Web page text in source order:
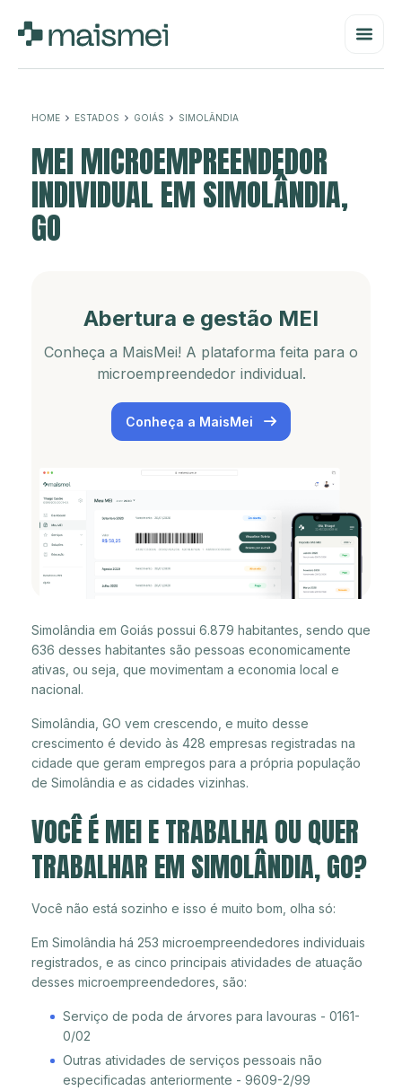
HOME ESTADOS GOIÁS SIMOLÂNDIA
MEI MICROEMPREENDEDOR
INDIVIDUAL EM SIMOLÂNDIA,
GO
Abertura e gestão MEI
Conheça a MaisMei! A plataforma feita para o
microempreendedor individual.
Conheça a MaisMei
Simolândia em Goiás possui 6.879 habitantes, sendo que
636 desses habitantes são pessoas economicamente
ativas, ou seja, que movimentam a economia local e
nacional.
Simolândia, GO vem crescendo, e muito desse
crescimento é devido às 428 empresas registradas na
cidade que geram empregos para a própria população
de Simolândia e as cidades vizinhas.
VOCÊ É MEI E TRABALHA OU QUER
TRABALHAR EM SIMOLÂNDIA, GO?
Você não está sozinho e isso é muito bom, olha só:
Em Simolândia há 253 microempreendedores individuais
registrados, e as cinco principais atividades de atuação
desses microempreendedores, são:
Serviço de poda de árvores para lavouras - 0161-
0/02
Outras atividades de serviços pessoais não
especificadas anteriormente - 9609-2/99